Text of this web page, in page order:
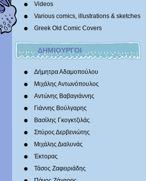
Videos
Various comics, illustrations & sketches
Greek Old Comic Covers
ΔΗΜΙΟΥΡΓΟΙ
Δήμητρα Αδαμοπούλου
Μιχάλης Αντωνόπουλος
Αντώνης Βαβαγιάννης
Γιάννης Βούλγαρης
Βασίλης Γκογκτζιλάς
Σπύρος Δερβενιώτης
Mιχάλης Διαλυνάς
Έκτορας
Τάσος Ζαφειριάδης